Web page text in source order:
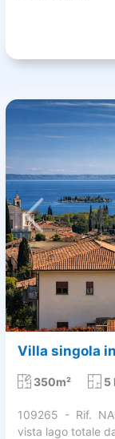
Villa singola
350m² 5
109265 - Rif.
vista lago totale